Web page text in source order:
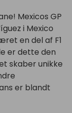
Mexicos GP
i Mexico
en del af F1
er dette den
skaber unikke
er blandt